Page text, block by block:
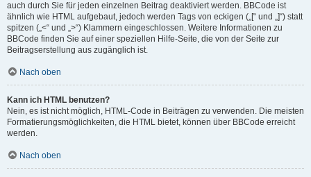
auch durch Sie für jeden einzelnen Beitrag deaktiviert werden. BBCode ist
ähnlich wie HTML aufgebaut, jedoch werden Tags von eckigen („[“ und „]“) statt
spitzen („<“ und „>“) Klammern eingeschlossen. Weitere Informationen zu
BBCode finden Sie auf einer speziellen Hilfe-Seite, die von der Seite zur
Beitragserstellung aus zugänglich ist.
Nach oben
Kann ich HTML benutzen?
Nein, es ist nicht möglich, HTML-Code in Beiträgen zu verwenden. Die meisten
Formatierungsmöglichkeiten, die HTML bietet, können über BBCode erreicht
werden.
Nach oben